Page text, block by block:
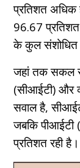
प्रतिशत
96.67 प्रतिशत
के कुल संशोधित
जहां तक सकल
(सीआईटी) और
सवाल है,
जबकि पीआईटी
प्रतिशत रही है।